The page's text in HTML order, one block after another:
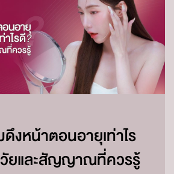
งหน้าตอนอายุเท่าไร
วัยและสัญญาณที่ควรรู้